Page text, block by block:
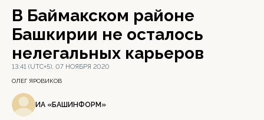
В Баймакском районе
Башкирии не осталось
нелегальных карьеров
13:41 (UTC+5), 07 НОЯБРЯ 2020
ОЛЕГ ЯРОВИКОВ
ИА «БАШИНФОРМ»